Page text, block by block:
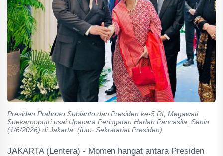
Presiden Prabowo Subianto dan Presiden ke-5 RI, Megawati
Soekarnoputri usai Upacara Peringatan Harlah Pancasila, Senin
(1/6/2026) di Jakarta. (foto: Sekretariat Presiden)
JAKARTA (Lentera) - Momen hangat antara Presiden